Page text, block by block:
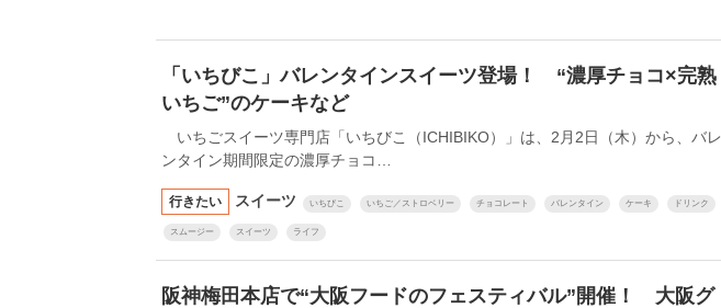
「いちびこ」バレンタインスイーツ登場！ “濃厚チョコ×完熟
いちご”のケーキなど
いちごスイーツ専門店「いちびこ（ICHIBIKO）」は、2月2日（木）から、バレ
ンタイン期間限定の濃厚チョコ…
行きたい スイーツ いちびこ いちご／ストロベリー チョコレート バレンタイン ケーキ ドリンク
スムージー スイーツ ライフ
阪神梅田本店で“大阪フードのフェスティバル”開催！ 大阪グ